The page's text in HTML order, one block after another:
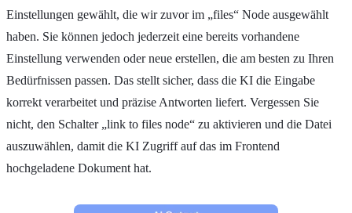
Einstellungen gewählt, die wir zuvor im „files“ Node ausgewählt
haben. Sie können jedoch jederzeit eine bereits vorhandene
Einstellung verwenden oder neue erstellen, die am besten zu Ihren
Bedürfnissen passen. Das stellt sicher, dass die KI die Eingabe
korrekt verarbeitet und präzise Antworten liefert. Vergessen Sie
nicht, den Schalter „link to files node“ zu aktivieren und die Datei
auszuwählen, damit die KI Zugriff auf das im Frontend
hochgeladene Dokument hat.